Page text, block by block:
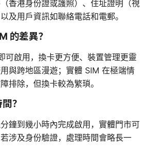
香港身份證或護照）、住址證明（視
及用戶資訊如聯絡電話和電郵。
的差異？
可啟用，換卡更方便、裝置管理更靈
與跨地區漫遊；實體 SIM 在極端情
排除，但換卡較為繁瑣。
？
鐘到幾小時內完成啟用，實體門市可
涉及身份驗證，處理時間會略長一